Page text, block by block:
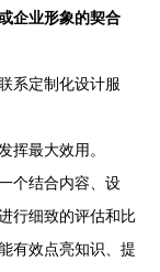
企业形象的契合
系定制化设计服
挥最大效用。
个结合内容、设
行细致的评估和比
有效点亮知识、提